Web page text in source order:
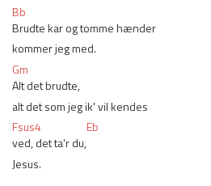
Bb
Brudte kar og tomme hænder
kommer jeg med.
Gm
Alt det brudte,
alt det som jeg ik' vil kendes
Fsus4
Eb
ved, det ta'r du,
Jesus.